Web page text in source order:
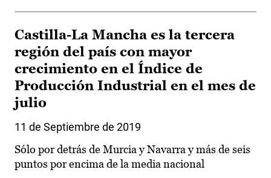
Castilla-La Mancha es la tercera
región del país con mayor
crecimiento en el Índice de
Producción Industrial en el mes de
julio
11 de Septiembre de 2019
Sólo por detrás de Murcia y Navarra y más de seis
puntos por encima de la media nacional